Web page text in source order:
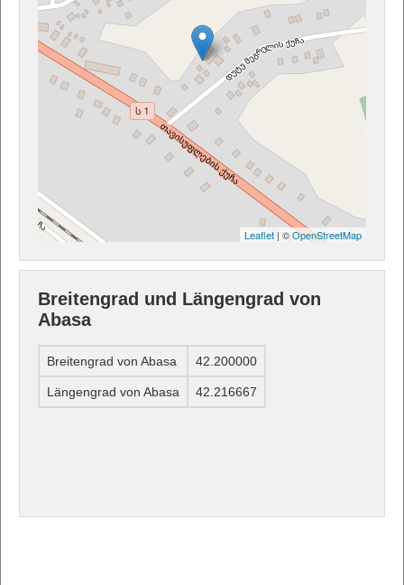
Leaflet | ©OpenStreetMap
Breitengrad und Längengrad von
Abasa
Breitengrad von Abasa 42.200000
Längengrad von Abasa 42.216667